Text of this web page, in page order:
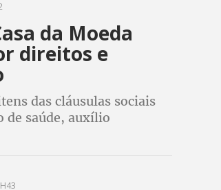
da Moeda
direitos e
das cláusulas sociais
de saúde, auxílio